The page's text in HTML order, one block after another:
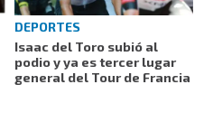
DEPORTES
Isaac del Toro subió al
podio y ya es tercer lugar
general del Tour de Francia